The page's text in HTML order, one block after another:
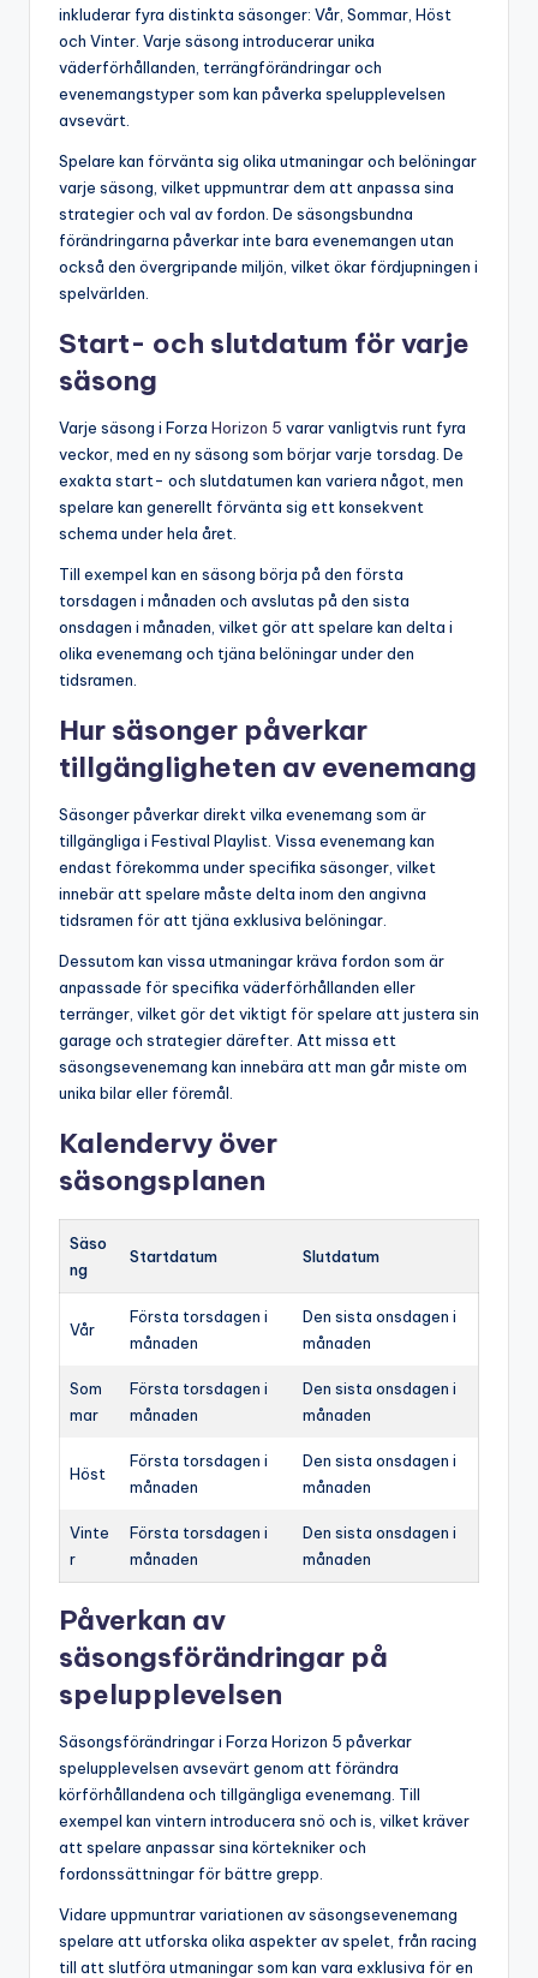
inkluderar fyra distinkta säsonger: Vår, Sommar, Höst
och Vinter. Varje säsong introducerar unika
väderförhållanden, terrängförändringar och
evenemangstyper som kan påverka spelupplevelsen
avsevärt.
Spelare kan förvänta sig olika utmaningar och belöningar
varje säsong, vilket uppmuntrar dem att anpassa sina
strategier och val av fordon. De säsongsbundna
förändringarna påverkar inte bara evenemangen utan
också den övergripande miljön, vilket ökar fördjupningen i
spelvärlden.
Start- och slutdatum för varje
säsong
Varje säsong i Forza Horizon 5 varar vanligtvis runt fyra
veckor, med en ny säsong som börjar varje torsdag. De
exakta start- och slutdatumen kan variera något, men
spelare kan generellt förvänta sig ett konsekvent
schema under hela året.
Till exempel kan en säsong börja på den första
torsdagen i månaden och avslutas på den sista
onsdagen i månaden, vilket gör att spelare kan delta i
olika evenemang och tjäna belöningar under den
tidsramen.
Hur säsonger påverkar
tillgängligheten av evenemang
Säsonger påverkar direkt vilka evenemang som är
tillgängliga i Festival Playlist. Vissa evenemang kan
endast förekomma under specifika säsonger, vilket
innebär att spelare måste delta inom den angivna
tidsramen för att tjäna exklusiva belöningar.
Dessutom kan vissa utmaningar kräva fordon som är
anpassade för specifika väderförhållanden eller
terränger, vilket gör det viktigt för spelare att justera sin
garage och strategier därefter. Att missa ett
säsongsevenemang kan innebära att man går miste om
unika bilar eller föremål.
Kalendervy över
säsongsplanen
Säso
ng
Startdatum Slutdatum
Vår
Första torsdagen i
månaden
Den sista onsdagen i
månaden
Som
mar
Första torsdagen i
månaden
Den sista onsdagen i
månaden
Höst
Första torsdagen i
månaden
Den sista onsdagen i
månaden
Vinte
r
Första torsdagen i
månaden
Den sista onsdagen i
månaden
Påverkan av
säsongsförändringar på
spelupplevelsen
Säsongsförändringar i Forza Horizon 5 påverkar
spelupplevelsen avsevärt genom att förändra
körförhållandena och tillgängliga evenemang. Till
exempel kan vintern introducera snö och is, vilket kräver
att spelare anpassar sina körtekniker och
fordonssättningar för bättre grepp.
Vidare uppmuntrar variationen av säsongsevenemang
spelare att utforska olika aspekter av spelet, från racing
till att slutföra utmaningar som kan vara exklusiva för en